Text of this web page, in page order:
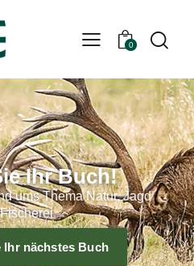
0
Ihr Buch!
ums Thema Natur, Jagd
Ihr nächstes Buch
›